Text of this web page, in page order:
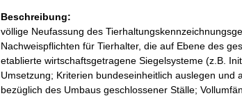
Beschreibung:
völlige Neufassung des
Nachweispflichten für Tierhalter, die auf Ebene des
etablierte wirtschaftsgetragene Siegelsysteme (z.B.
Umsetzung; Kriterien bundeseinheitlich auslegen und
bezüglich des Umbaus geschlossener Ställe;